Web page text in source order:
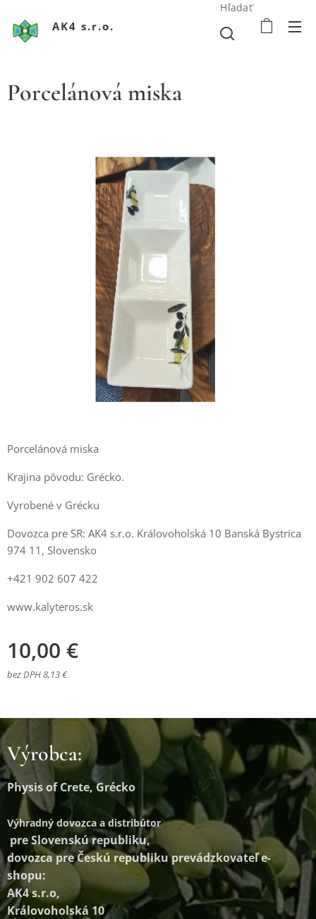
AK4 s.r.o.
Hľadať
Porcelánová miska
Porcelánová miska
Krajina pôvodu: Grécko.
Vyrobené v Grécku
Dovozca pre SR: AK4 s.r.o. Královoholská 10 Banská Bystrica
974 11, Slovensko
+421 902 607 422
www.kalyteros.sk
10,00 €
bez DPH 8,13 €
Výrobca:
Physis of Crete, Grécko
Výhradný dovozca a distribútor
pre Slovenskú republiku,
dovozca pre Českú republiku prevádzkovateľ e-
shopu:
AK4 s.r.o,
Královoholská 10